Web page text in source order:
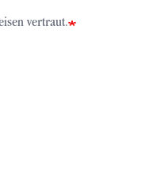
vertraut.